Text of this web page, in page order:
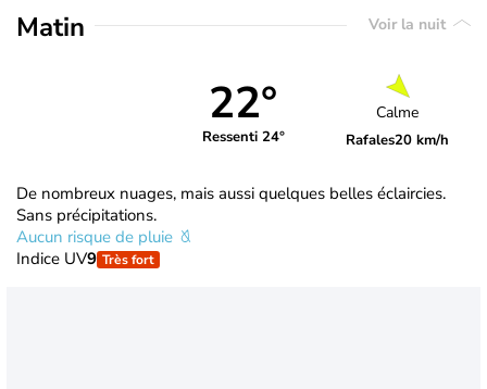
Matin Voir la nuit
22°
Ressenti 24°
Calme
Rafales20 km/h
De nombreux nuages, mais aussi quelques belles éclaircies.
Sans précipitations.
Aucun risque de pluie
Indice UV9 Très fort